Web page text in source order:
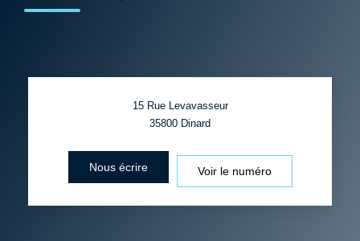
15 Rue Levavasseur
35800 Dinard
Nous écrire Voir le numéro